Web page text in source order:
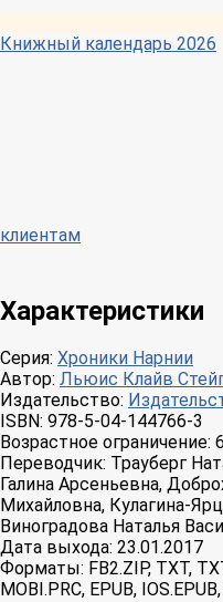
Книжный календарь 2026
клиентам
Характеристики
Серия: Хроники Нарнии
Автор: Льюис Клайв
Издательство:
ISBN: 978-5-04-144766-3
Возрастное ограничение:
Переводчик: Трауберг
Галина Арсеньевна,
Михайловна, Кулагина-
Виноградова Наталья
Дата выхода: 23.01.2017
Форматы: FB2.ZIP, TXT,
MOBI.PRC, EPUB,